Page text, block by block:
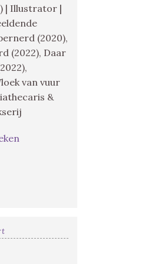
| Illustrator |
(2020),
(2022), Daar
van vuur
&